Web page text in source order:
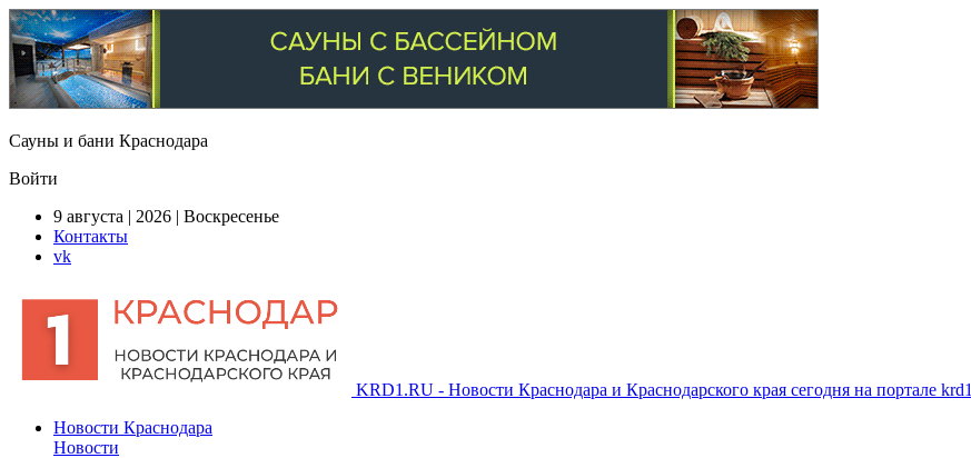
Сауны и бани Краснодара
Войти
9 августа | 2026 | Воскресенье
Контакты
vk
KRD1.RU - Новости Краснодара и Краснодарского края сегодня на портале krd1
Новости Краснодара
Новости